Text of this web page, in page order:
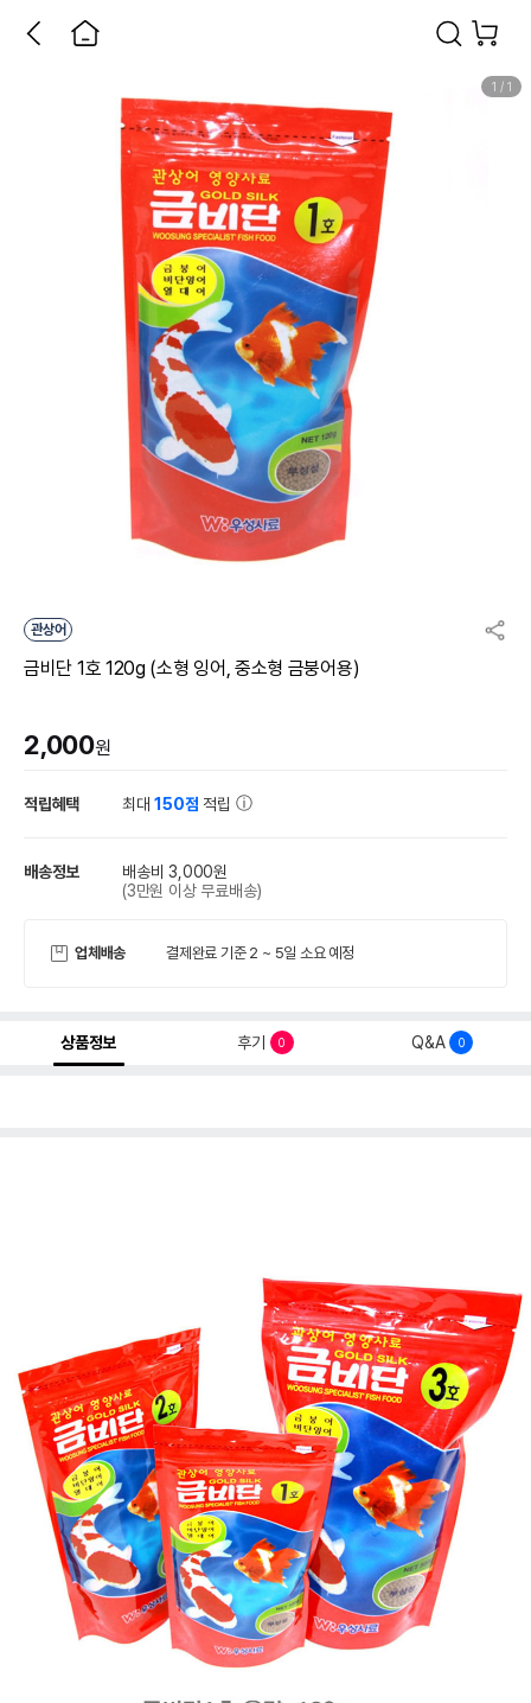
1 / 1
관상어
금비단 1호 120g (소형 잉어, 중소형 금붕어용)
2,000원
적립혜택 최대150점 적립
배송정보
배송비 3,000원
(3만원 이상 무료배송)
업체배송 결제완료 기준 2 ~ 5일 소요 예정
상품정보 후기 0 Q&A 0